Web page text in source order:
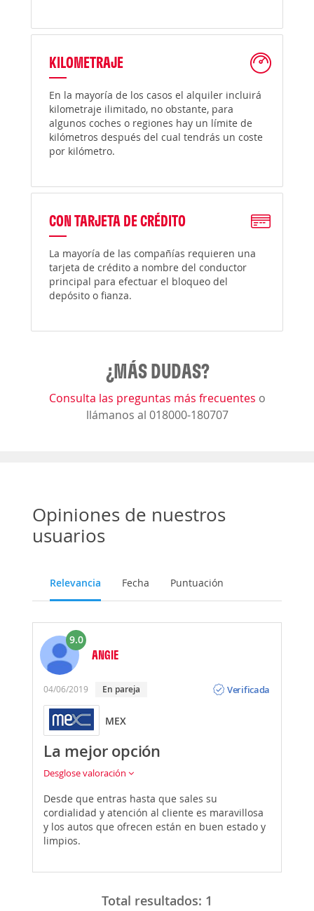
KILOMETRAJE
En la mayoría de los casos el alquiler incluirá
kilometraje ilimitado, no obstante, para
algunos coches o regiones hay un límite de
kilómetros después del cual tendrás un coste
por kilómetro.
CON TARJETA DE CRÉDITO
La mayoría de las compañías requieren una
tarjeta de crédito a nombre del conductor
principal para efectuar el bloqueo del
depósito o fianza.
¿MÁS DUDAS?
Consulta las preguntas más frecuentes o
llámanos al 018000-180707
Opiniones de nuestros
usuarios
Relevancia Fecha Puntuación
9.0
ANGIE
04/06/2019 En pareja
Verificada
MEX
La mejor opción
Desglose valoración
Desde que entras hasta que sales su
cordialidad y atención al cliente es maravillosa
y los autos que ofrecen están en buen estado y
limpios.
Total resultados: 1